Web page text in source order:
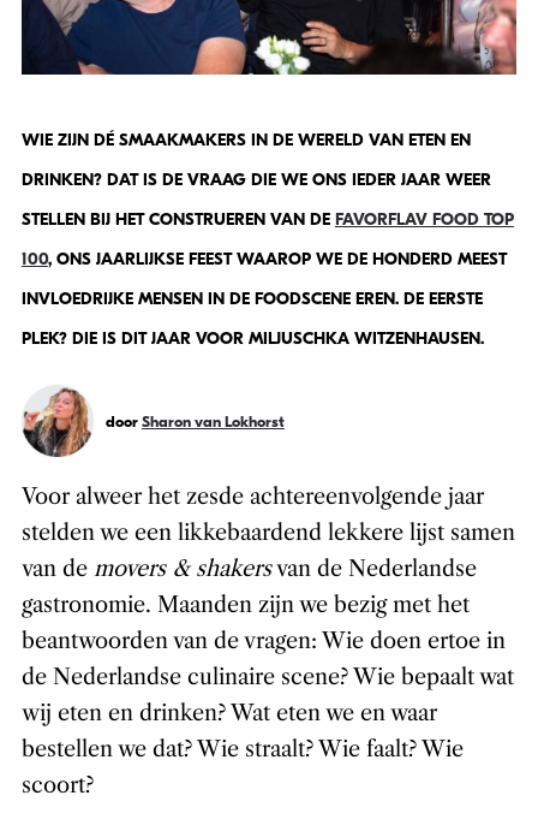
WIE ZIJN DÉ SMAAKMAKERS IN DE WERELD VAN ETEN EN
DRINKEN? DAT IS DE VRAAG DIE WE ONS IEDER JAAR WEER
STELLEN BIJ HET CONSTRUEREN VAN DE FAVORFLAV FOOD TOP
100, ONS JAARLIJKSE FEEST WAAROP WE DE HONDERD MEEST
INVLOEDRIJKE MENSEN IN DE FOODSCENE EREN. DE EERSTE
PLEK? DIE IS DIT JAAR VOOR MILJUSCHKA WITZENHAUSEN.
door Sharon van Lokhorst
Voor alweer het zesde achtereenvolgende jaar
stelden we een likkebaardend lekkere lijst samen
van de movers & shakersvan de Nederlandse
gastronomie. Maanden zijn we bezig met het
beantwoorden van de vragen: Wie doen ertoe in
de Nederlandse culinaire scene? Wie bepaalt wat
wij eten en drinken? Wat eten we en waar
bestellen we dat? Wie straalt? Wie faalt? Wie
scoort?